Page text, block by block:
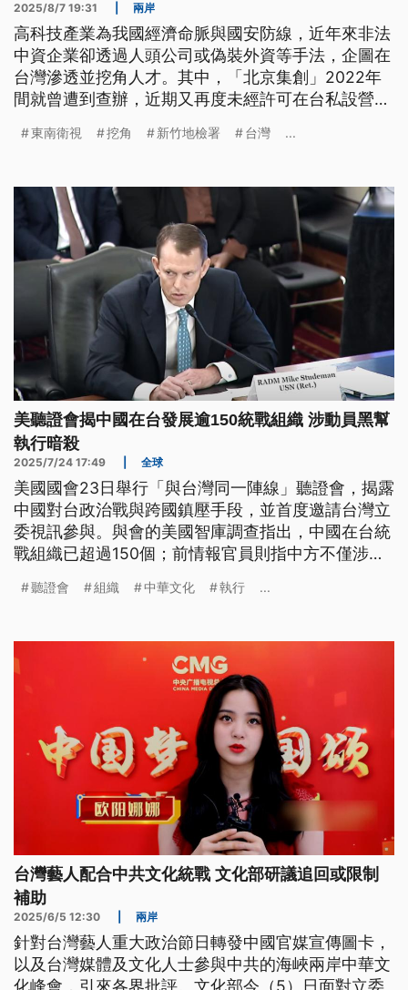
2025/8/7 19:31 兩岸
高科技產業為我國經濟命脈與國安防線，近年來非法
中資企業卻透過人頭公司或偽裝外資等手法，企圖在
台灣滲透並挖角人才。其中，「北京集創」2022年
間就曾遭到查辦，近期又再度未經許可在台私設營業
是近期登場的「福州海青薈」，對台灣釋出2000多
「硬擠出」的職缺肯定不會長久。
東南衛視 挖角 新竹地檢署 台灣 ...
美聽證會揭中國在台發展逾150統戰組織 涉動員黑幫
執行暗殺
2025/7/24 17:49 全球
美國國會23日舉行「與台灣同一陣線」聽證會，揭露
中國對台政治戰與跨國鎮壓手段，並首度邀請台灣立
委視訊參與。與會的美國智庫調查指出，中國在台統
戰組織已超過150個；前情報官員則指中方不僅涉及
美國幫助台灣升級安全查核制度。
聽證會 組織 中華文化 執行 ...
台灣藝人配合中共文化統戰 文化部研議追回或限制
補助
2025/6/5 12:30 兩岸
針對台灣藝人重大政治節日轉發中國官媒宣傳圖卡，
以及台灣媒體及文化人士參與中共的海峽兩岸中華文